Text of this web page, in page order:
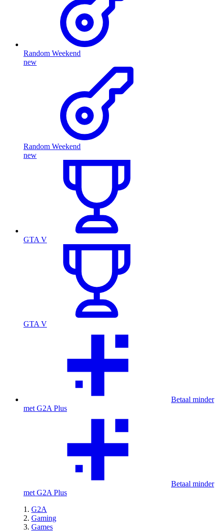
Random Weekend
new
Random Weekend
new
GTA V
GTA V
Betaal minder
met G2A Plus
Betaal minder
met G2A Plus
G2A
Gaming
Games